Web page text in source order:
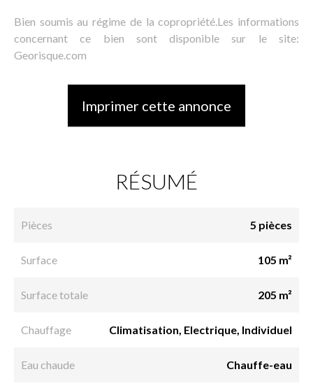
Bien soumis au régime de la copropriété.Les informations
concernant ce bien sont disponible sur le site:
Georisque.com
Imprimer cette annonce
RÉSUMÉ
Pièces 5 pièces
Surface 105 m²
Surface totale 205 m²
Chauffage Climatisation, Electrique, Individuel
Eau chaude Chauffe-eau